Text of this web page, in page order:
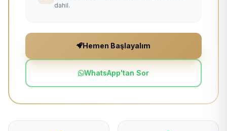
dahil.
Hemen Başlayalım
WhatsApp'tan Sor